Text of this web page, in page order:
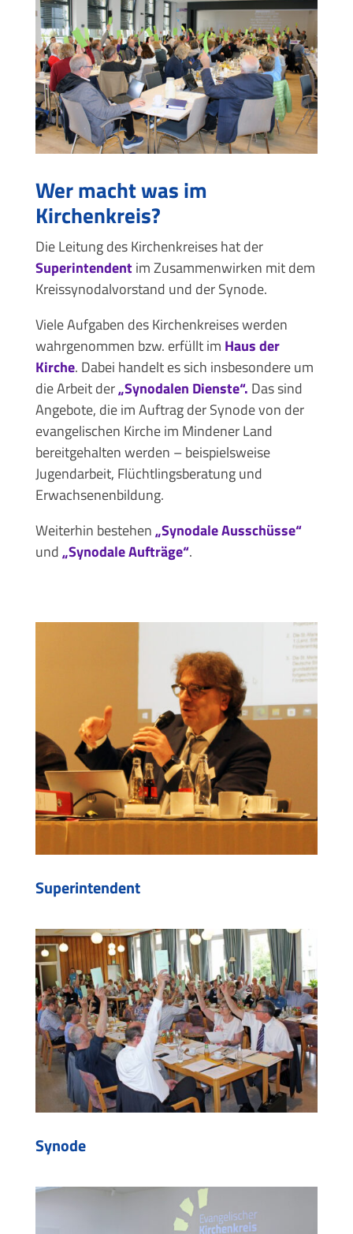
Wer macht was im
Kirchenkreis?
Die Leitung des Kirchenkreises hat der
Superintendentim Zusammenwirken mit dem
Kreissynodalvorstand und der Synode.
Viele Aufgaben des Kirchenkreises werden
wahrgenommen bzw. erfüllt im Haus der
Kirche. Dabei handelt es sich insbesondere um
die Arbeit der„Synodalen Dienste“. Das sind
Angebote, die im Auftrag der Synode von der
evangelischen Kirche im Mindener Land
bereitgehalten werden – beispielsweise
Jugendarbeit, Flüchtlingsberatung und
Erwachsenenbildung.
Weiterhin bestehen„Synodale Ausschüsse“
und„Synodale Aufträge“.
Superintendent
Synode